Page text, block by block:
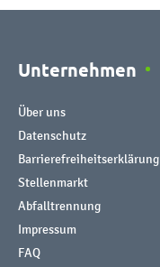
Unternehmen
Über uns
Datenschutz
Barrierefreiheitserklärung
Stellenmarkt
Abfalltrennung
Impressum
FAQ